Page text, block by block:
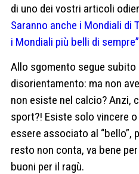
di uno dei vostri articoli
Saranno anche i Mondiali di
i Mondiali più belli di sempre”
Allo sgomento segue
disorientamento: ma non
non esiste nel calcio? Anzi,
sport?! Esiste solo vincere
essere associato al “bello”,
resto non conta, va bene
buoni per il ragù.